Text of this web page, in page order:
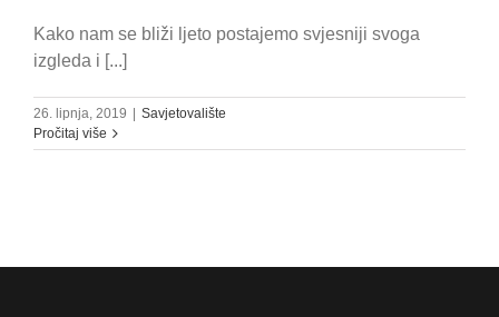
Kako nam se bliži ljeto postajemo svjesniji svoga
izgleda i [...]
26. lipnja, 2019
Savjetovalište
Pročitaj više